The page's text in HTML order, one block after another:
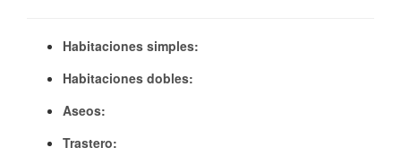
Habitaciones simples:
Habitaciones dobles:
Aseos:
Trastero: